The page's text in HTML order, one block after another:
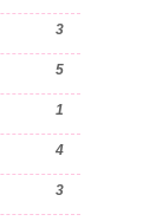
3
5
1
4
3